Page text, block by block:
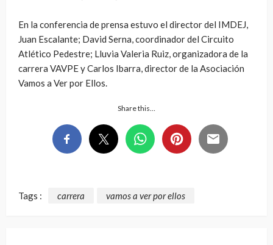
En la conferencia de prensa estuvo el director del IMDEJ,
Juan Escalante; David Serna, coordinador del Circuito
Atlético Pedestre; Lluvia Valeria Ruiz, organizadora de la
carrera VAVPE y Carlos Ibarra, director de la Asociación
Vamos a Ver por Ellos.
Share this…
Tags : carrera vamos a ver por ellos